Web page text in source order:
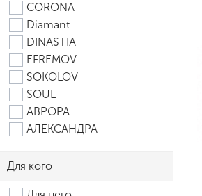
CORONA
Diamant
DINASTIA
EFREMOV
SOKOLOV
SOUL
АВРОРА
АЛЕКСАНДРА
АТОЛЛ
Для кого